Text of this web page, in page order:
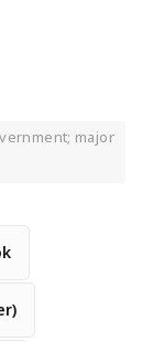
major